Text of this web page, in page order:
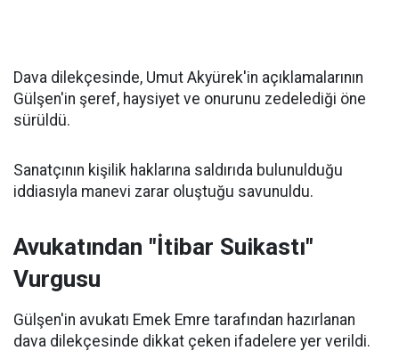
Dava dilekçesinde, Umut Akyürek'in açıklamalarının
Gülşen'in şeref, haysiyet ve onurunu zedelediği öne
sürüldü.
Sanatçının kişilik haklarına saldırıda bulunulduğu
iddiasıyla manevi zarar oluştuğu savunuldu.
Avukatından "İtibar Suikastı"
Vurgusu
Gülşen'in avukatı Emek Emre tarafından hazırlanan
dava dilekçesinde dikkat çeken ifadelere yer verildi.